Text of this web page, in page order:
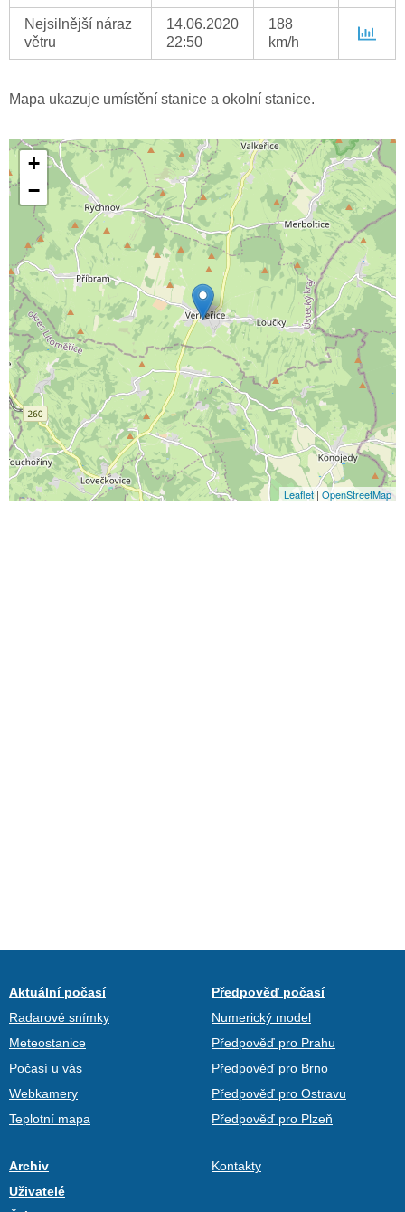
Nejsilnější náraz
větru
14.06.2020
22:50
188
km/h
Mapa ukazuje umístění stanice a okolní stanice.
+
−
Leaflet| OpenStreetMap
Aktuální počasí
Radarové snímky
Meteostanice
Počasí u vás
Webkamery
Teplotní mapa
Předpověď počasí
Numerický model
Předpověď pro Prahu
Předpověď pro Brno
Předpověď pro Ostravu
Předpověď pro Plzeň
Archiv
Uživatelé
Kontakty